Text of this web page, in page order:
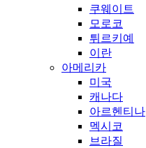
쿠웨이트
모로코
튀르키예
이란
아메리카
미국
캐나다
아르헨티나
멕시코
브라질